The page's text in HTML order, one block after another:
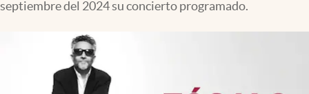
septiembre del 2024 su concierto programado.